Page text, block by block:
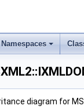
Namespaces
diagram for